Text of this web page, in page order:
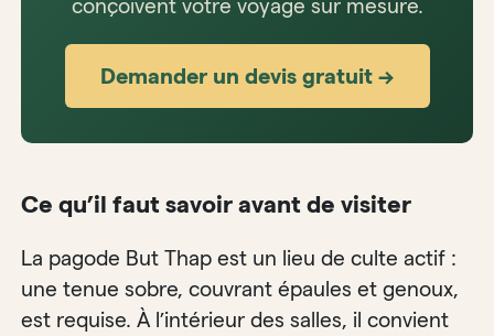
conçoivent votre voyage sur mesure.
Demander un devis gratuit →
Ce qu’il faut savoir avant de visiter
La pagode But Thap est un lieu de culte actif :
une tenue sobre, couvrant épaules et genoux,
est requise. À l’intérieur des salles, il convient